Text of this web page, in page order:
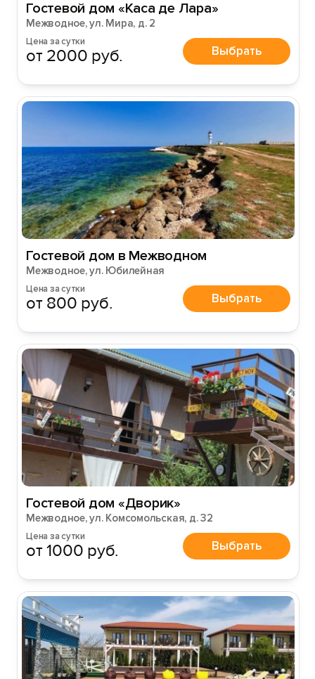
Гостевой дом «Каса де Лара»
Межводное, ул. Мира, д. 2
Цена за сутки
от 2000 руб. Выбрать
Гостевой дом в Межводном
Межводное, ул. Юбилейная
Цена за сутки
от 800 руб. Выбрать
Гостевой дом «Дворик»
Межводное, ул. Комсомольская, д. 32
Цена за сутки
от 1000 руб. Выбрать